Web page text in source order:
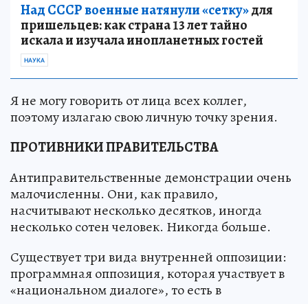
Над СССР военные натянули «сетку»для
пришельцев: как страна 13 лет тайно
искала и изучала инопланетных гостей
НАУКА
Я не могу говорить от лица всех коллег,
поэтому излагаю свою личную точку зрения.
ПРОТИВНИКИ ПРАВИТЕЛЬСТВА
Антиправительственные демонстрации очень
малочисленны. Они, как правило,
насчитывают несколько десятков, иногда
несколько сотен человек. Никогда больше.
Существует три вида внутренней оппозиции:
программная оппозиция, которая участвует в
«национальном диалоге», то есть в